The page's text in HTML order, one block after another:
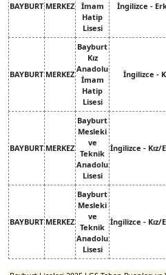
BAYBURT MERKEZ
İmam
Hatip
Lisesi
İngilizce -
BAYBURT MERKEZ
Bayburt
Kız
Anadolu
İmam
Hatip
Lisesi
İngilizce -
BAYBURT MERKEZ
Bayburt
Mesleki
ve
Teknik
Anadolu
Lisesi
İngilizce - Kız/
BAYBURT MERKEZ
Bayburt
Mesleki
ve
Teknik
Anadolu
Lisesi
İngilizce - Kız/